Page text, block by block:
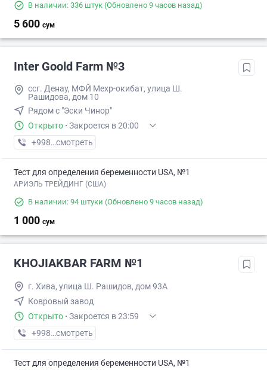
В наличии: 336 штук (Обновлено 9 часов назад)
5 600 сум
Inter Goold Farm №3
ссг. Денау, МФЙ Мехр-окибат, улица Ш.
Рашидова, дом 10
Рядом с "Эски Чинор"
Открыто · Закроется в 20:00
+998 (97) XXX-XX-XX
смотреть
Тест для определения беременности USA, №1
АРИЭЛЬ ТРЕЙДИНГ (США)
В наличии: 94 штуки (Обновлено 9 часов назад)
1 000 сум
KHOJIAKBAR FARM №1
г. Хива, улица Ш. Рашидов, дом 93А
Ковровый завод
Открыто · Закроется в 23:59
+998 (99) XXX-XX-XX
смотреть
Тест для определения беременности USA, №1